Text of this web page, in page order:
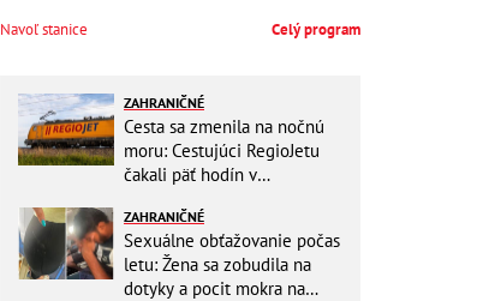
Navoľ stanice Celý program
ZAHRANIČNÉ
Cesta sa zmenila na nočnú
moru: Cestujúci RegioJetu
čakali päť hodín v
lokomotíva
ZAHRANIČNÉ
Sexuálne obťažovanie počas
letu: Žena sa zobudila na
dotyky a pocit mokra na